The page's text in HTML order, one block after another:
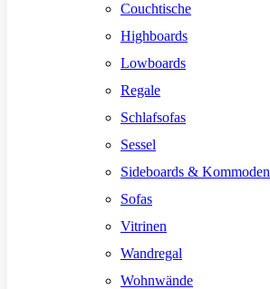
Couchtische
Highboards
Lowboards
Regale
Schlafsofas
Sessel
Sideboards & Kommoden
Sofas
Vitrinen
Wandregal
Wohnwände